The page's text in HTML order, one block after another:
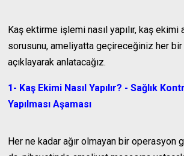
Kaş ektirme işlemi nasıl yapılır, kaş ekimi
sorusunu, ameliyatta geçireceğiniz her bir
açıklayarak anlatacağız.
1- Kaş Ekimi Nasıl Yapılır? - Sağlık
Yapılması Aşaması
Her ne kadar ağır olmayan bir operasyon